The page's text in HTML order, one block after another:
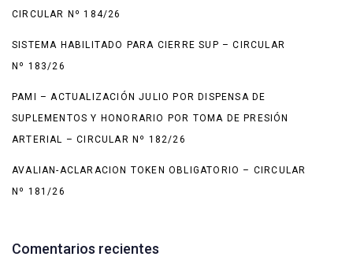
CIRCULAR Nº 184/26
SISTEMA HABILITADO PARA CIERRE SUP – CIRCULAR
Nº 183/26
PAMI – ACTUALIZACIÓN JULIO POR DISPENSA DE
SUPLEMENTOS Y HONORARIO POR TOMA DE PRESIÓN
ARTERIAL – CIRCULAR Nº 182/26
AVALIAN-ACLARACION TOKEN OBLIGATORIO – CIRCULAR
Nº 181/26
Comentarios recientes